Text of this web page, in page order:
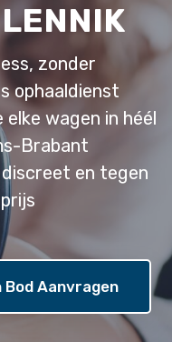
zonder
ophaaldienst
wagen in héél
Brabant
discreet en tegen
Bod Aanvragen